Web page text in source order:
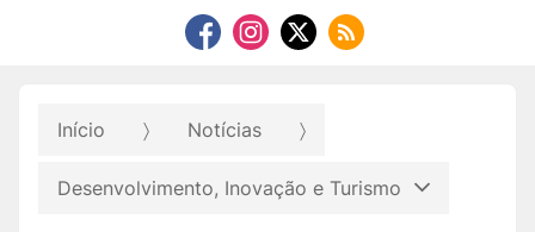
Início Notícias
Desenvolvimento, Inovação e Turismo